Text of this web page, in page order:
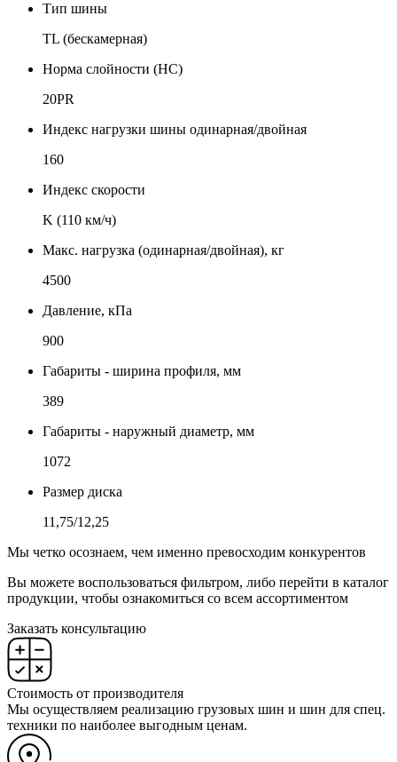
Тип шины
TL (бескамерная)
Норма слойности (НС)
20PR
Индекс нагрузки шины одинарная/двойная
160
Индекс скорости
K (110 км/ч)
Макс. нагрузка (одинарная/двойная), кг
4500
Давление, кПа
900
Габариты - ширина профиля, мм
389
Габариты - наружный диаметр, мм
1072
Размер диска
11,75/12,25
Мы четко осознаем, чем именно превосходим конкурентов
Вы можете воспользоваться фильтром, либо перейти в каталог
продукции, чтобы ознакомиться со всем ассортиментом
Заказать консультацию
Стоимость от производителя
Мы осуществляем реализацию грузовых шин и шин для спец.
техники по наиболее выгодным ценам.